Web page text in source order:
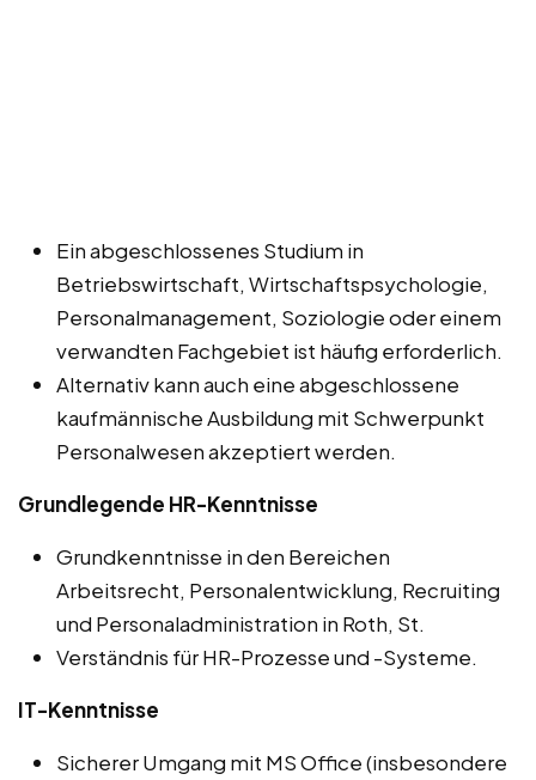
Ein abgeschlossenes Studium in
Betriebswirtschaft, Wirtschaftspsychologie,
Personalmanagement, Soziologie oder einem
verwandten Fachgebiet ist häufig erforderlich.
Alternativ kann auch eine abgeschlossene
kaufmännische Ausbildung mit Schwerpunkt
Personalwesen akzeptiert werden.
Grundlegende HR-Kenntnisse
Grundkenntnisse in den Bereichen
Arbeitsrecht, Personalentwicklung, Recruiting
und Personaladministration in Roth, St.
Verständnis für HR-Prozesse und -Systeme.
IT-Kenntnisse
Sicherer Umgang mit MS Office (insbesondere